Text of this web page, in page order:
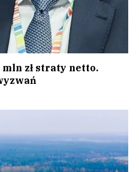
mln zł straty netto.